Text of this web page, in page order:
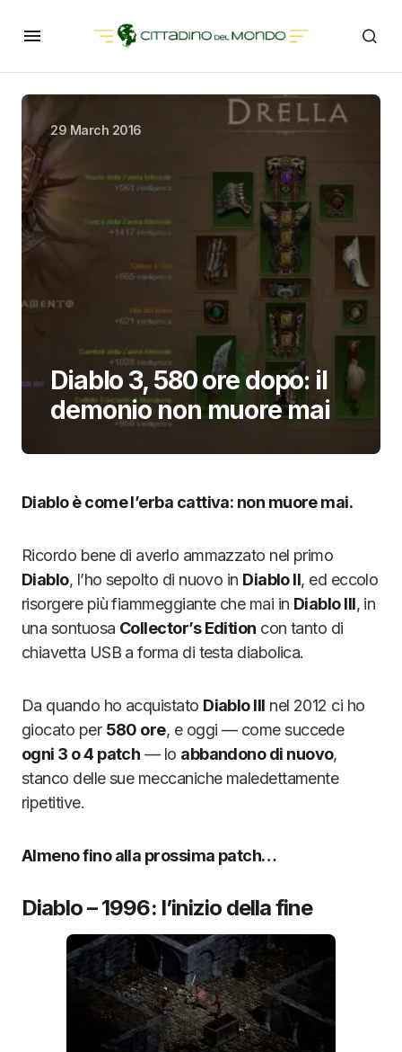
29 March 2016
Diablo 3, 580 ore dopo: il
demonio non muore mai
Diablo è come l’erba cattiva: non muore mai.
Ricordo bene di averlo ammazzato nel primo
Diablo, l’ho sepolto di nuovo in Diablo II, ed eccolo
risorgere più fiammeggiante che mai in Diablo III, in
una sontuosa Collector’s Edition con tanto di
chiavetta USB a forma di testa diabolica.
Da quando ho acquistato Diablo III nel 2012 ci ho
giocato per 580 ore, e oggi — come succede
ogni 3 o 4 patch — lo abbandono di nuovo,
stanco delle sue meccaniche maledettamente
ripetitive.
Almeno fino alla prossima patch…
Diablo – 1996: l’inizio della fine